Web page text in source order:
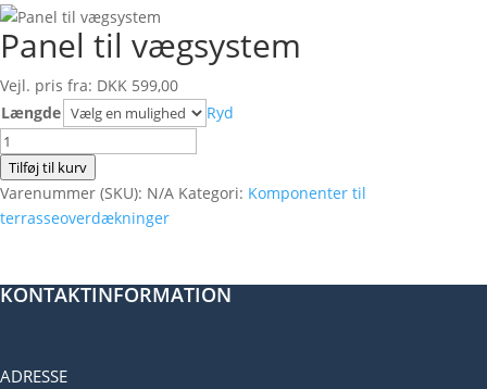
Panel til vægsystem
Vejl. pris fra: DKK 599,00
Længde
Ryd
Panel
til
vægsystem
antal
Tilføj til kurv
Varenummer (SKU): N/A Kategori: Komponenter til
terrasseoverdækninger
KONTAKTINFORMATION
ADRESSE